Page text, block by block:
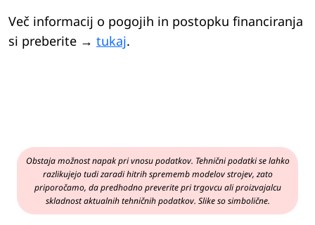
Več informacij o pogojih in postopku financiranja
si preberite → tukaj.
Obstaja možnost napak pri vnosu podatkov. Tehnični podatki se lahko
razlikujejo tudi zaradi hitrih sprememb modelov strojev, zato
priporočamo, da predhodno preverite pri trgovcu ali proizvajalcu
skladnost aktualnih tehničnih podatkov. Slike so simbolične.